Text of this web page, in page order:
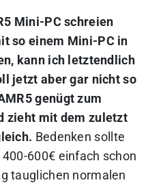
Mini-PC schreien
so einem Mini-PC in
kann ich letztendlich
jetzt aber gar nicht so
genügt zum
zieht mit dem zuletzt
Bedenken sollte
600€ einfach schon
tauglichen normalen